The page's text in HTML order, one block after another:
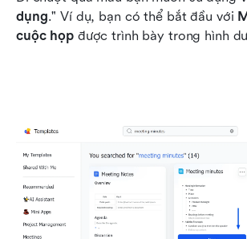
dụng." Ví dụ, bạn có thể bắt đầu với
cuộc họp được trình bày trong hình